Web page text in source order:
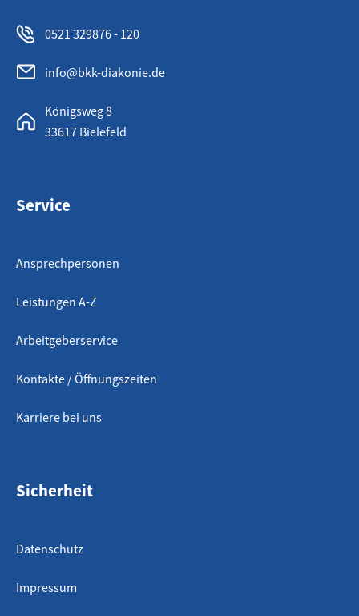
0521 329876 - 120
info@bkk-diakonie.de
Königsweg 8
33617 Bielefeld
Service
Ansprechpersonen
Leistungen A-Z
Arbeitgeberservice
Kontakte / Öffnungszeiten
Karriere bei uns
Sicherheit
Datenschutz
Impressum